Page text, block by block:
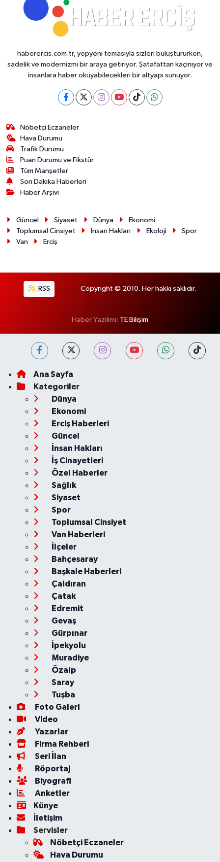
haberercis.com.tr, yepyeni temasıyla sizleri buluştururken,
sadelik ve modernizmi bir araya getiriyor. Şatafattan kaçınıyor ve
insanlara haber okuyabilecekleri bir altyapı sunuyor.
Nöbetçi Eczaneler
Hava Durumu
Trafik Durumu
Puan Durumu ve Fikstür
Tüm Manşetler
Son Dakika Haberleri
Haber Arşivi
Güncel Siyaset Dünya
Ekonomi
Toplumsal Cinsiyet
İnsan Hakları Ekoloji
Spor
Van
Erciş
RSS Copyright © 2010. Her hakkı saklıdır.
Haber Yazılımı: TE Bilişim
Ana Sayfa
Kategoriler
Dünya
Ekonomi
Erciş Haberleri
Güncel
İnsan Hakları
İş Cinayetleri
Özel Haberler
Sağlık
Siyaset
Spor
Toplumsal Cinsiyet
Van Haberleri
İlçeler
Bahçesaray
Başkale Haberleri
Çaldıran
Çatak
Edremit
Gevaş
Gürpınar
İpekyolu
Muradiye
Özalp
Saray
Tuşba
Foto Galeri
Video
Yazarlar
Firma Rehberi
Seri İlan
Röportaj
Biyografi
Anketler
Künye
İletişim
Servisler
Nöbetçi Eczaneler
Hava Durumu